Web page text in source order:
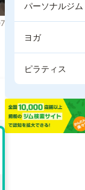
パーソナルジム
ヨガ
ピラティス